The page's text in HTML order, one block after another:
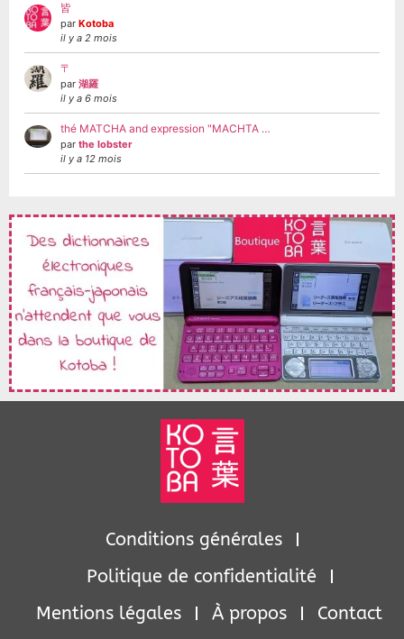
皆
par Kotoba
il y a 2 mois
〒
par 湖羅
il y a 6 mois
thé MATCHA and expression "MACHTA …
par the lobster
il y a 12 mois
Conditions générales
Politique de confidentialité
Mentions légales
À propos Contact